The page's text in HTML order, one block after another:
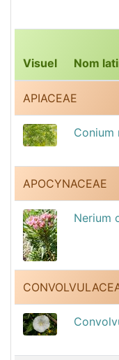
Visuel Nom
APIACEAE
Conium
APOCYNACEAE
Nerium